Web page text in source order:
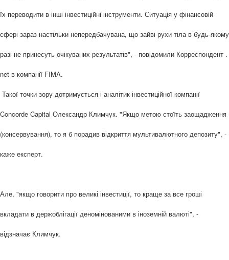
їх переводити в інші інвестиційні інструменти. Ситуація у фінансовій
сфері зараз настільки непередбачувана, що зайві рухи тіла в будь-якому
разі не принесуть очікуваних результатів", - повідомили Корреспондент .
net в компанії FIMA.
Такої точки зору дотримується і аналітик інвестиційної компанії
Concorde Capital Олександр Климчук. "Якщо метою стоїть заощадження
(консервування), то я б порадив відкриття мультивалютного депозиту", -
каже експерт.
Але, "якщо говорити про великі інвестиції, то краще за все гроші
вкладати в держоблігації деномінованими в іноземній валюті", -
відзначає Климчук.